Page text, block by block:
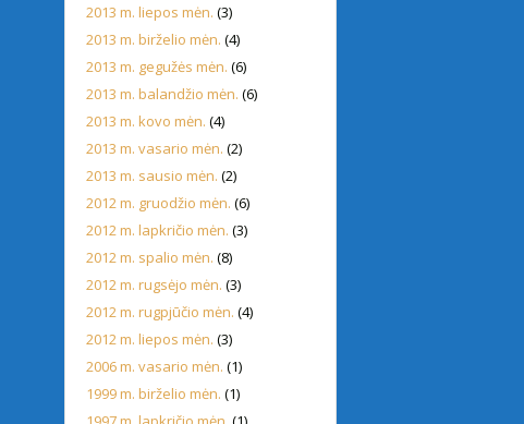
2013 m. liepos mėn. (3)
2013 m. birželio mėn. (4)
2013 m. gegužės mėn. (6)
2013 m. balandžio mėn. (6)
2013 m. kovo mėn. (4)
2013 m. vasario mėn. (2)
2013 m. sausio mėn. (2)
2012 m. gruodžio mėn. (6)
2012 m. lapkričio mėn. (3)
2012 m. spalio mėn. (8)
2012 m. rugsėjo mėn. (3)
2012 m. rugpjūčio mėn. (4)
2012 m. liepos mėn. (3)
2006 m. vasario mėn. (1)
1999 m. birželio mėn. (1)